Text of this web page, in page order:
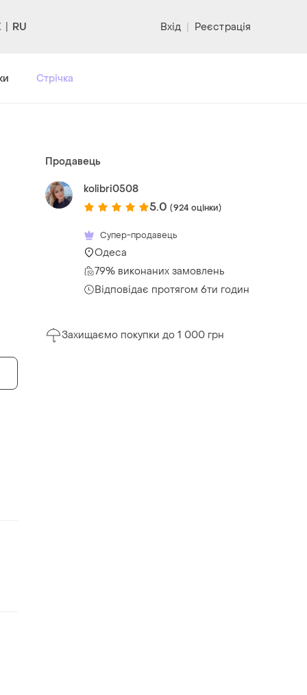
RU Вхід | Реєстрація
Стрічка
Продавець
kolibri0508
5.0 (924 оцінки)
Супер-продавець
Одеса
79% виконаних замовлень
Відповідає протягом 6ти годин
Захищаємо покупки до 1 000 грн